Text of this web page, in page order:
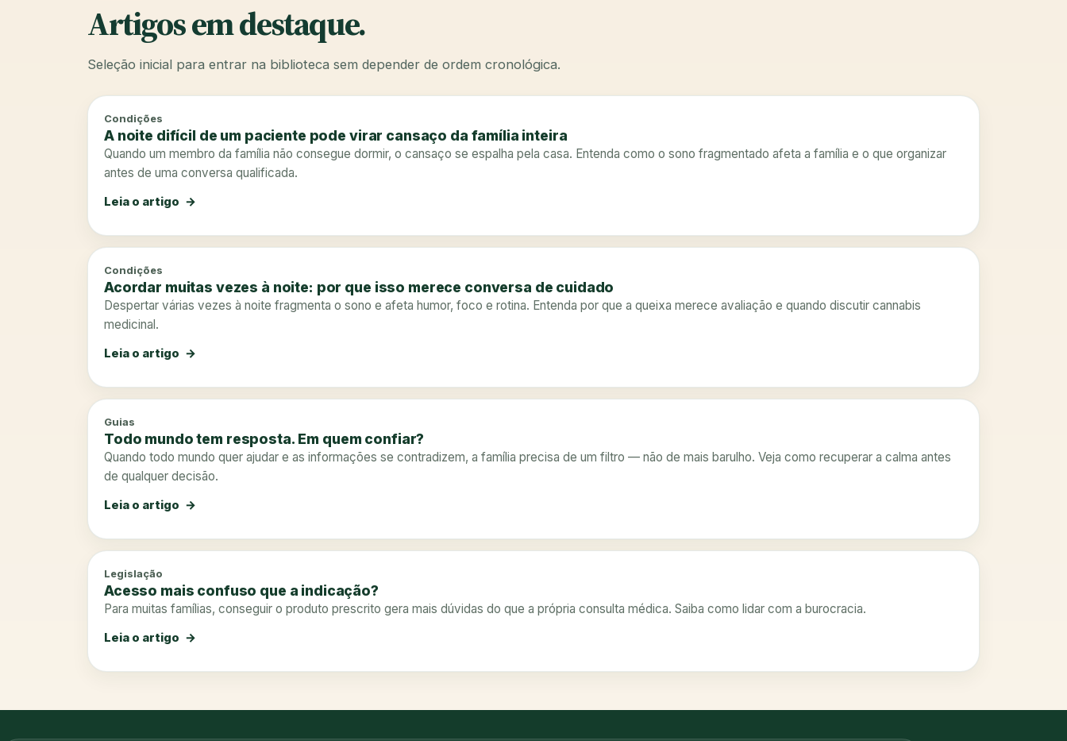
Artigos em destaque.
Seleção inicial para entrar na biblioteca sem depender de ordem cronológica.
Condições
A noite difícil de um paciente pode virar cansaço da família inteira
Quando um membro da família não consegue dormir, o cansaço se espalha pela casa. Entenda como o sono fragmentado afeta a família e o que organizar
antes de uma conversa qualificada.
Leia o artigo
Condições
Acordar muitas vezes à noite: por que isso merece conversa de cuidado
Despertar várias vezes à noite fragmenta o sono e afeta humor, foco e rotina. Entenda por que a queixa merece avaliação e quando discutir cannabis
medicinal.
Leia o artigo
Guias
Todo mundo tem resposta. Em quem confiar?
Quando todo mundo quer ajudar e as informações se contradizem, a família precisa de um filtro — não de mais barulho. Veja como recuperar a calma antes
de qualquer decisão.
Leia o artigo
Legislação
Acesso mais confuso que a indicação?
Para muitas famílias, conseguir o produto prescrito gera mais dúvidas do que a própria consulta médica. Saiba como lidar com a burocracia.
Leia o artigo